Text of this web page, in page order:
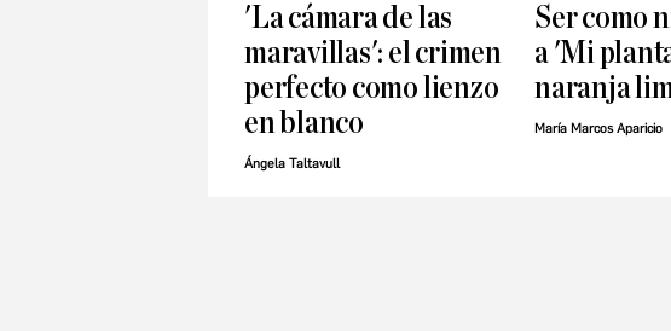
'La cámara de las
maravillas': el crimen
perfecto como lienzo
en blanco
Ángela Taltavull
Ser como
a 'Mi
naranja
María Marcos Aparicio